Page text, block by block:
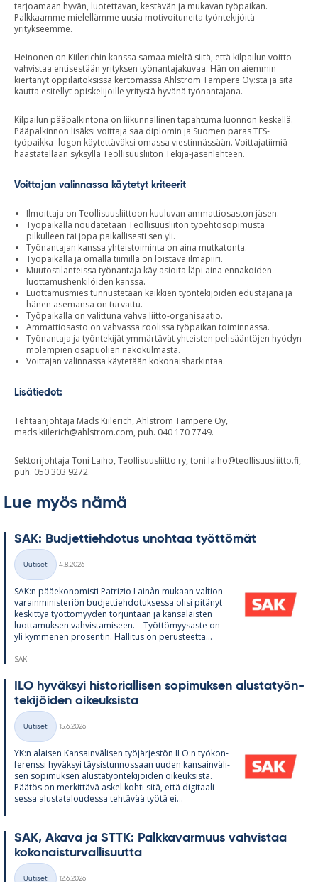
tarjoamaan hyvän, luotettavan, kestävän ja mukavan työpaikan.
Palkkaamme mielellämme uusia motivoituneita työntekijöitä
yritykseemme.
Heinonen on Kiilerichin kanssa samaa mieltä siitä, että kilpailun voitto
vahvistaa entisestään yrityksen työnantajakuvaa. Hän on aiemmin
kiertänyt oppilaitoksissa kertomassa Ahlstrom Tampere Oy:stä ja sitä
kautta esitellyt opiskelijoille yritystä hyvänä työnantajana.
Kilpailun pääpalkintona on liikunnallinen tapahtuma luonnon keskellä.
Pääpalkinnon lisäksi voittaja saa diplomin ja Suomen paras TES-
työpaikka -logon käytettäväksi omassa viestinnässään. Voittajatiimiä
haastatellaan syksyllä Teollisuusliiton Tekijä-jäsenlehteen.
Voittajan valinnassa käytetyt kriteerit
Ilmoittaja on Teollisuusliittoon kuuluvan ammattiosaston jäsen.
Työpaikalla noudatetaan Teollisuusliiton työehtosopimusta
pilkulleen tai jopa paikallisesti sen yli.
Työnantajan kanssa yhteistoiminta on aina mutkatonta.
Työpaikalla ja omalla tiimillä on loistava ilmapiiri.
Muutostilanteissa työnantaja käy asioita läpi aina ennakoiden
luottamushenkilöiden kanssa.
Luottamusmies tunnustetaan kaikkien työntekijöiden edustajana ja
hänen asemansa on turvattu.
Työpaikalla on valittuna vahva liitto-organisaatio.
Ammattiosasto on vahvassa roolissa työpaikan toiminnassa.
Työnantaja ja työntekijät ymmärtävät yhteisten pelisääntöjen hyödyn
molempien osapuolien näkökulmasta.
Voittajan valinnassa käytetään kokonaisharkintaa.
Lisätiedot:
Tehtaanjohtaja Mads Kiilerich, Ahlstrom Tampere Oy,
mads.kiilerich@ahlstrom.com, puh. 040 170 7749.
Sektorijohtaja Toni Laiho, Teollisuusliitto ry, toni.laiho@teollisuusliitto.fi,
puh. 050 303 9272.
Lue myös nämä
SAK: Bud­jet­tieh­do­tus unoh­taa työt­tö­mät
Kategoriat
Uutiset
4.8.2026
SAK:n pää­e­ko­no­misti Pat­rizio Lainàn mu­kaan val­tion­
va­rain­mi­nis­te­riön bud­jet­tieh­do­tuk­sessa olisi pi­tä­nyt
kes­kit­tyä työt­tö­myy­den tor­jun­taan ja kan­sa­lais­ten
luot­ta­muk­sen vah­vis­ta­mi­seen. – Työt­tö­myy­saste on
yli kym­me­nen pro­sen­tin. Hal­li­tus on pe­rus­teetta...
SAK
ILO hy­väk­syi his­to­rial­li­sen so­pi­muk­sen alus­ta­työn­
te­ki­jöi­den oi­keuk­sista
Kategoriat
Uutiset
15.6.2026
YK:n alai­sen Kan­sain­vä­li­sen työ­jär­jes­tön ILO:n työ­kon­
fe­renssi hy­väk­syi täy­sis­tun­nos­saan uu­den kan­sain­vä­li­
sen so­pi­muk­sen alus­ta­työn­te­ki­jöi­den oi­keuk­sista.
Pää­tös on mer­kit­tävä as­kel kohti sitä, että di­gi­taa­li­
sessa alus­ta­ta­lou­dessa teh­tä­vää työtä ei...
SAK, Akava ja STTK: Palk­ka­var­muus vah­vis­taa
ko­ko­nais­tur­val­li­suutta
Uutiset
12.6.2026